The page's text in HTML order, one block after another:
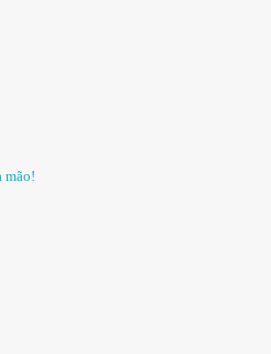
mão!